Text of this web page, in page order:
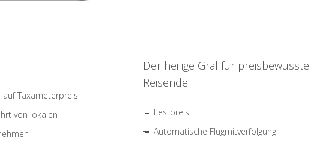
auf Taxameterpreis
von lokalen
Der heilige Gral für preisbewusste
Reisende
Festpreis
Automatische Flugmitverfolgung